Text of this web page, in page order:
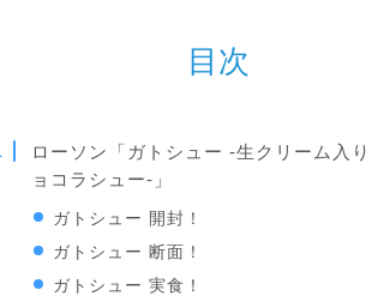
目次
ローソン「ガトシュー -生クリーム入
ョコラシュー-」
ガトシュー 開封！
ガトシュー 断面！
ガトシュー 実食！